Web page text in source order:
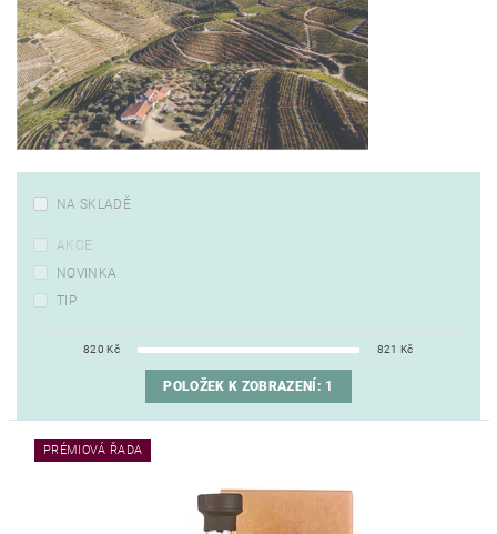
NA SKLADĚ
AKCE
NOVINKA
TIP
820 Kč 821 Kč
POLOŽEK K ZOBRAZENÍ: 1
PRÉMIOVÁ ŘADA